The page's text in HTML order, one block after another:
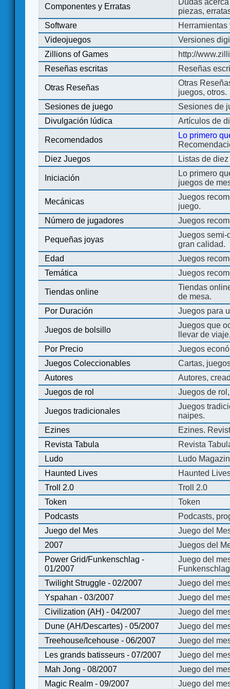
Componentes y Erratas
Dudas
piezas,
Software
Videojuegos
Versiones
Zillions of Games
http://
Reseñas escritas
Reseñas
Otras Reseñas
Otras
juegos, otros.
Sesiones de juego
Sesiones de
Divulgación lúdica
Artículos de
Recomendados
Lo primero
Diez Juegos
Listas de
Iniciación
Lo primero
juegos de
Mecánicas
Juegos
juego.
Número de jugadores
Juegos
Pequeñas joyas
Juegos semi-
gran calidad.
Edad
Juegos
Temática
Juegos
Tiendas online
Tiendas
de mesa.
Por Duración
Juegos para
Juegos de bolsillo
Juegos que
llevar de
Por Precio
Juegos
Juegos Coleccionables
Cartas,
Autores
Autores,
Juegos de rol
Juegos de
Juegos tradicionales
Juegos
naipes.
Ezines
Ezines.
Revista Tabula
Revista
Ludo
Ludo
Haunted Lives
Haunted
Troll 2.0
Troll 2.0
Token
Token
Podcasts
Podcasts,
Juego del Mes
Juego del
2007
Juegos del
Power Grid/Funkenschlag -
01/2007
Juego del
Twilight Struggle - 02/2007
Juego del
Yspahan - 03/2007
Juego del
Civilization (AH) - 04/2007
Juego del
Dune (AH/Descartes) - 05/2007
Juego del
Treehouse/Icehouse - 06/2007
Juego del
Les grands batisseurs - 07/2007
Juego del
Mah Jong - 08/2007
Juego del
Magic Realm - 09/2007
Juego del